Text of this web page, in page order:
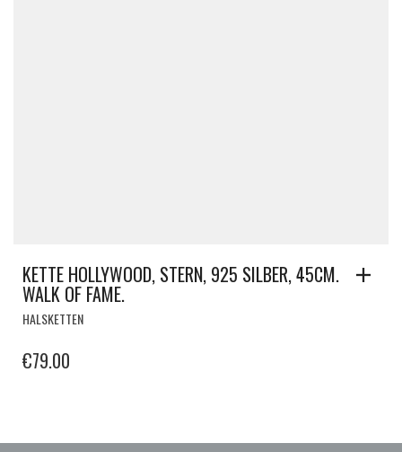
KETTE HOLLYWOOD, STERN, 925 SILBER, 45CM.
WALK OF FAME.
HALSKETTEN
€79.00